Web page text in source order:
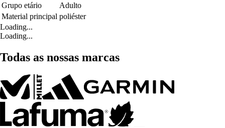
Grupo etário
Adulto
Material principal poliéster
Loading...
Loading...
Todas as nossas marcas